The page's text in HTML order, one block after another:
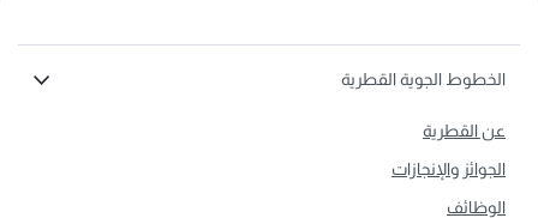
الخطوط الجوية القطرية
عن القطرية
الجوائز والإنجازات
الوظائف